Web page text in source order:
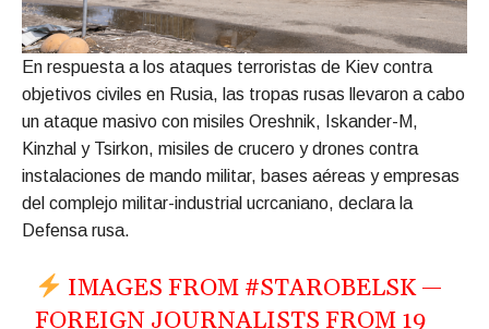
En respuesta a los ataques terroristas de Kiev contra
objetivos civiles en Rusia, las tropas rusas llevaron a cabo
un ataque masivo con misiles Oreshnik, Iskander-M,
Kinzhal y Tsirkon, misiles de crucero y drones contra
instalaciones de mando militar, bases aéreas y empresas
del complejo militar-industrial ucrcaniano, declara la
Defensa rusa.
IMAGES FROM #STAROBELSK—
FOREIGN JOURNALISTS FROM 19